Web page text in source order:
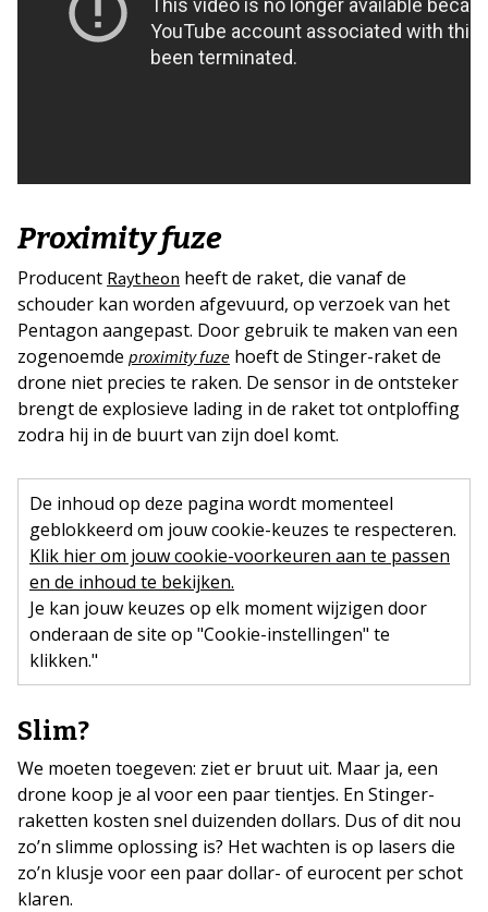
Proximity fuze
Producent Raytheon heeft de raket, die vanaf de
schouder kan worden afgevuurd, op verzoek van het
Pentagon aangepast. Door gebruik te maken van een
zogenoemde proximity fuze hoeft de Stinger-raket de
drone niet precies te raken. De sensor in de ontsteker
brengt de explosieve lading in de raket tot ontploffing
zodra hij in de buurt van zijn doel komt.
De inhoud op deze pagina wordt momenteel
geblokkeerd om jouw cookie-keuzes te respecteren.
Klik hier om jouw cookie-voorkeuren aan te passen
en de inhoud te bekijken.
Je kan jouw keuzes op elk moment wijzigen door
onderaan de site op "Cookie-instellingen" te
klikken."
Slim?
We moeten toegeven: ziet er bruut uit. Maar ja, een
drone koop je al voor een paar tientjes. En Stinger-
raketten kosten snel duizenden dollars. Dus of dit nou
zo’n slimme oplossing is? Het wachten is op lasers die
zo’n klusje voor een paar dollar- of eurocent per schot
klaren.